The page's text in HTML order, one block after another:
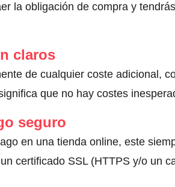
la obligación de compra y
claros
de cualquier coste adicional,
que no hay costes
seguro
en una tienda online, este
certificado SSL (HTTPS y/o un